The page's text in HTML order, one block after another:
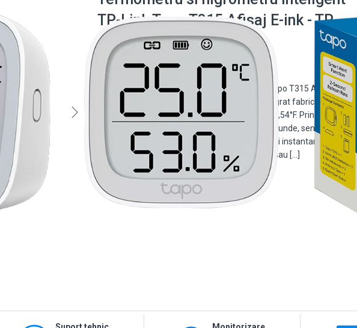
TP-Link Tapo T315 Afisaj E-ink - TP-
LINK TapoT315
Termometru si higrometru inteligent TP-Link Tapo T315 Afisaj E-
ink - TP-LINK - Necesita Hub Tapo Senzorul integrat fabricat in
Elvetia are o precizie tipica de ±3%RH, ±0,3°C / 0,54°F. Prin
obtinerea si actualizarea datelor la fiecare 2 secunde, senzorul va
ofera informatii actuale precise. Primiti notificari instantanee prin
aplicatie atunci cand nivelurile de temperatura sau […]